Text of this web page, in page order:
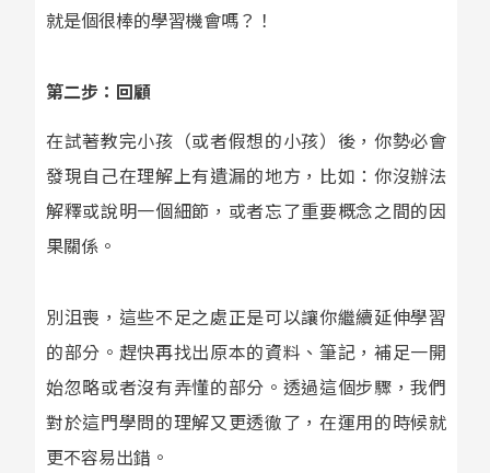
就是個很棒的學習機會嗎？！
第二步：回顧
在試著教完小孩（或者假想的小孩）後，你勢必會
發現自己在理解上有遺漏的地方，比如：你沒辦法
解釋或說明一個細節，或者忘了重要概念之間的因
果關係。
別沮喪，這些不足之處正是可以讓你繼續延伸學習
的部分。趕快再找出原本的資料、筆記，補足一開
始忽略或者沒有弄懂的部分。透過這個步驟，我們
對於這門學問的理解又更透徹了，在運用的時候就
更不容易出錯。